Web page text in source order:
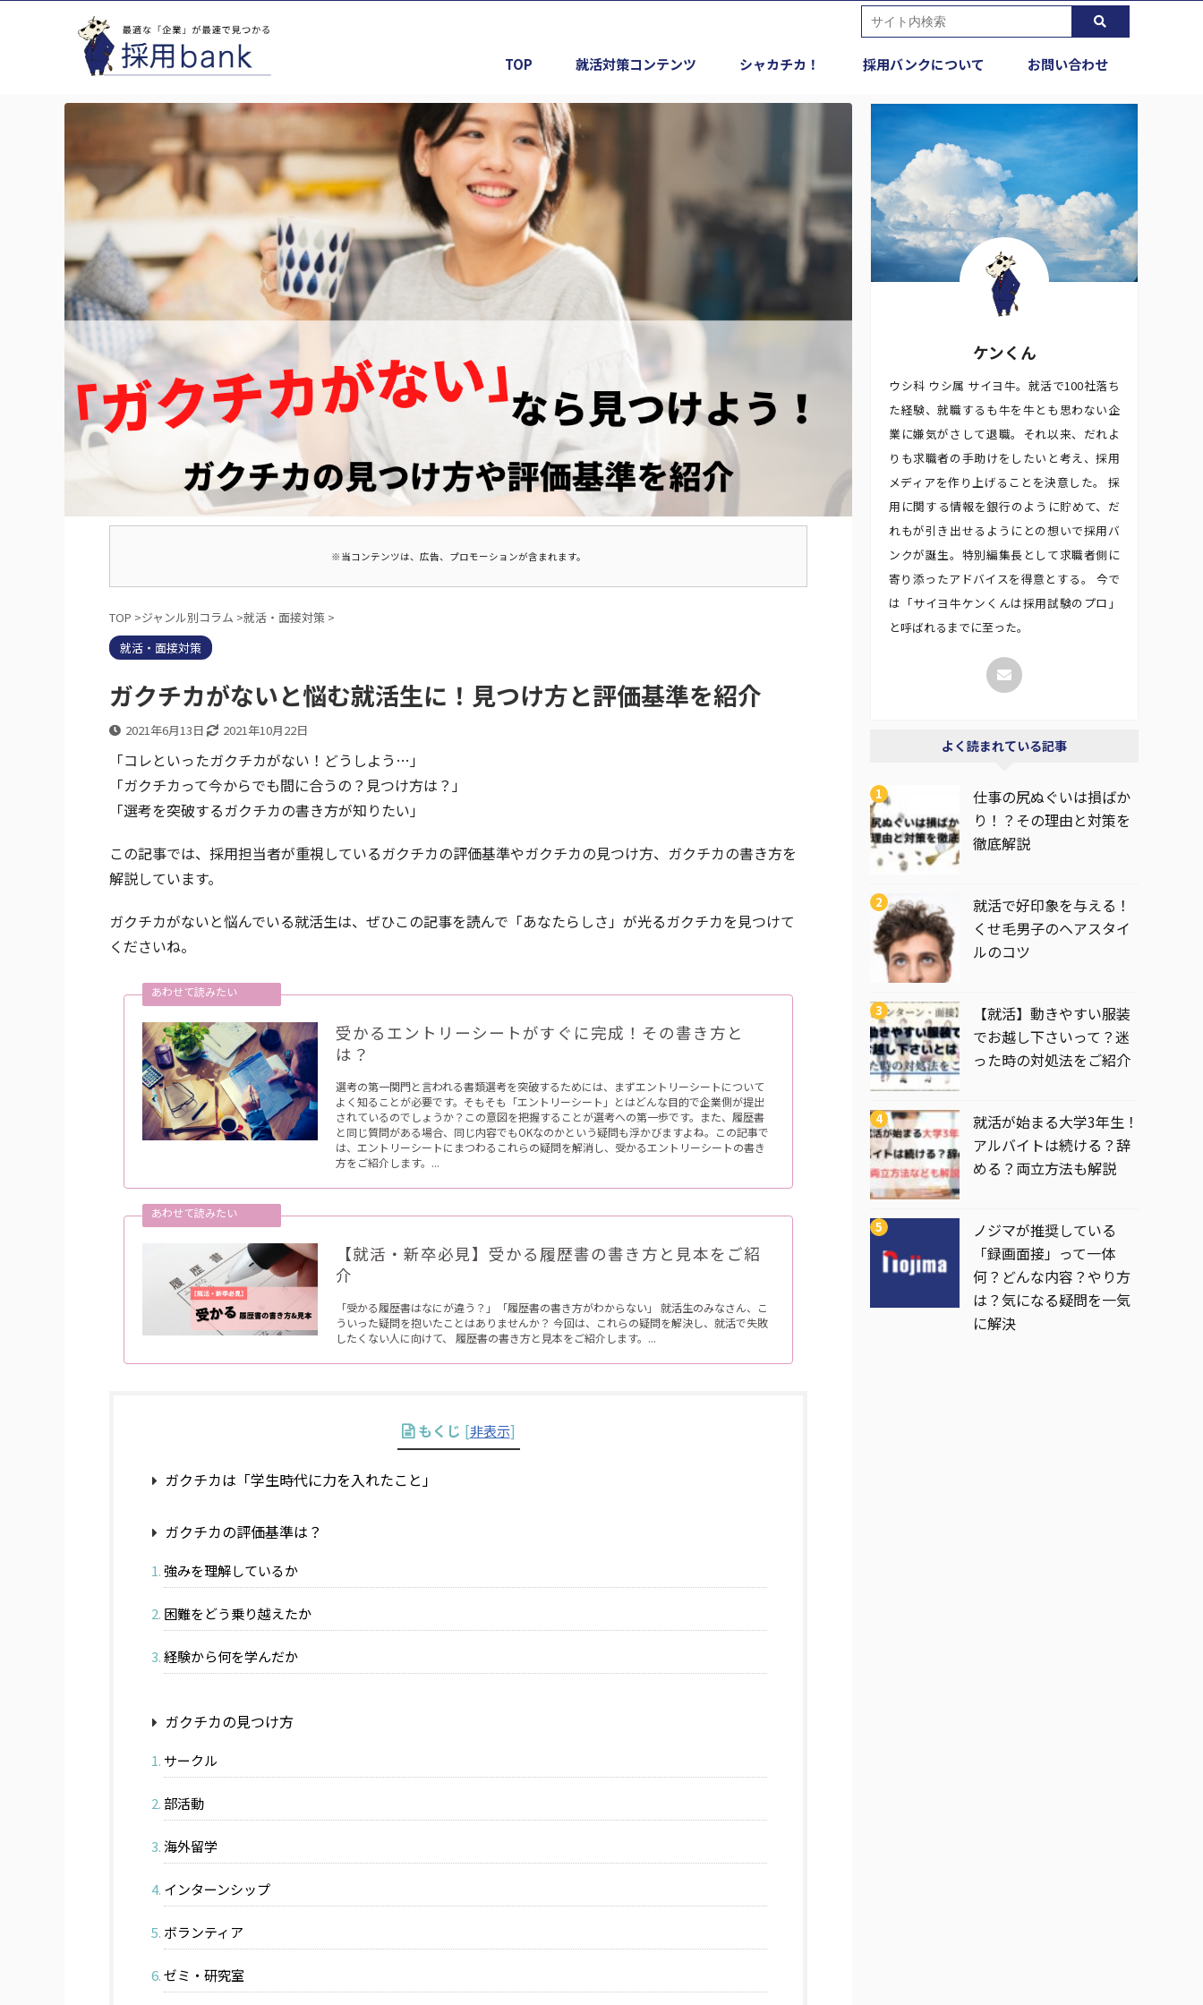
TOP 就活対策コンテンツ シャカチカ！ 採用バンクについて お問い合わせ
※当コンテンツは、広告、プロモーションが含まれます。
TOP >ジャンル別コラム >就活・面接対策 >
就活・面接対策
ガクチカがないと悩む就活生に！見つけ方と評価基準を紹介
2021年6月13日 2021年10月22日
「コレといったガクチカがない！どうしよう…」
「ガクチカって今からでも間に合うの？見つけ方は？」
「選考を突破するガクチカの書き方が知りたい」
この記事では、採用担当者が重視しているガクチカの評価基準やガクチカの見つけ方、ガクチカの書き方を
解説しています。
ガクチカがないと悩んでいる就活生は、ぜひこの記事を読んで「あなたらしさ」が光るガクチカを見つけて
くださいね。
受かるエントリーシートがすぐに完成！その書き方と
は？
選考の第一関門と言われる書類選考を突破するためには、まずエントリーシートについて
よく知ることが必要です。そもそも「エントリーシート」とはどんな目的で企業側が提出
されているのでしょうか？この意図を把握することが選考への第一歩です。また、履歴書
と同じ質問がある場合、同じ内容でもOKなのかという疑問も浮かびますよね。この記事で
は、エントリーシートにまつわるこれらの疑問を解消し、受かるエントリーシートの書き
方をご紹介します。...
【就活・新卒必見】受かる履歴書の書き方と見本をご紹
介
「受かる履歴書はなにが違う？」「履歴書の書き方がわからない」 就活生のみなさん、こ
ういった疑問を抱いたことはありませんか？ 今回は、これらの疑問を解決し、就活で失敗
したくない人に向けて、 履歴書の書き方と見本をご紹介します。...
もくじ [非表示]
ガクチカは「学生時代に力を入れたこと」
ガクチカの評価基準は？
強みを理解しているか
困難をどう乗り越えたか
経験から何を学んだか
ガクチカの見つけ方
サークル
部活動
海外留学
インターンシップ
ボランティア
ゼミ・研究室
ケンくん
ウシ科 ウシ属 サイヨ牛。就活で100社落ち
た経験、就職するも牛を牛とも思わない企
業に嫌気がさして退職。それ以来、だれよ
りも求職者の手助けをしたいと考え、採用
メディアを作り上げることを決意した。 採
用に関する情報を銀行のように貯めて、だ
れもが引き出せるようにとの想いで採用バ
ンクが誕生。特別編集長として求職者側に
寄り添ったアドバイスを得意とする。 今で
は「サイヨ牛ケンくんは採用試験のプロ」
と呼ばれるまでに至った。
よく読まれている記事
仕事の尻ぬぐいは損ばか
り！？その理由と対策を
徹底解説
就活で好印象を与える！
くせ毛男子のヘアスタイ
ルのコツ
【就活】動きやすい服装
でお越し下さいって？迷
った時の対処法をご紹介
就活が始まる大学3年生！
アルバイトは続ける？辞
める？両立方法も解説
ノジマが推奨している
「録画面接」って一体
何？どんな内容？やり方
は？気になる疑問を一気
に解決